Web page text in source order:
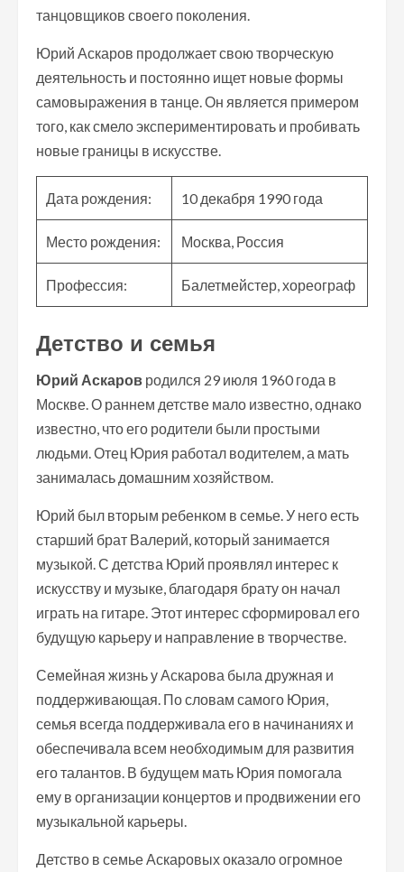
танцовщиков своего поколения.
Юрий Аскаров продолжает свою творческую
деятельность и постоянно ищет новые формы
самовыражения в танце. Он является примером
того, как смело экспериментировать и пробивать
новые границы в искусстве.
Дата рождения: 10 декабря 1990 года
Место рождения: Москва, Россия
Профессия: Балетмейстер, хореограф
Детство и семья
Юрий Аскаров родился 29 июля 1960 года в
Москве. О раннем детстве мало известно, однако
известно, что его родители были простыми
людьми. Отец Юрия работал водителем, а мать
занималась домашним хозяйством.
Юрий был вторым ребенком в семье. У него есть
старший брат Валерий, который занимается
музыкой. С детства Юрий проявлял интерес к
искусству и музыке, благодаря брату он начал
играть на гитаре. Этот интерес сформировал его
будущую карьеру и направление в творчестве.
Семейная жизнь у Аскарова была дружная и
поддерживающая. По словам самого Юрия,
семья всегда поддерживала его в начинаниях и
обеспечивала всем необходимым для развития
его талантов. В будущем мать Юрия помогала
ему в организации концертов и продвижении его
музыкальной карьеры.
Детство в семье Аскаровых оказало огромное